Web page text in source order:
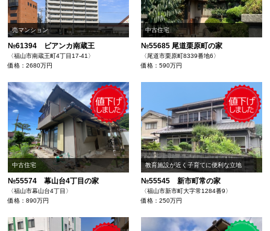
売マンション
№61394 ビアンカ南蔵王
〈福山市南蔵王町4丁目17-41〉
価格：2680万円
中古住宅
№55685 尾道栗原町の家
〈尾道市栗原町8339番地6〉
価格：590万円
中古住宅
№55574 幕山台4丁目の家
〈福山市幕山台4丁目〉
価格：890万円
教育施設が近く子育てに便利な立地
№55545 新市町常の家
〈福山市新市町大字常1284番9〉
価格：250万円